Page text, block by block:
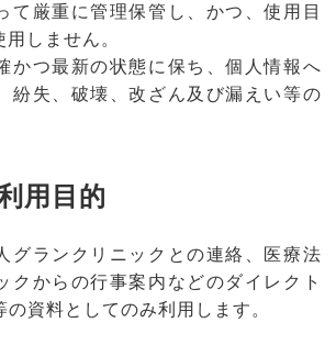
て厳重に管理保管し、かつ、使用目
しません。
かつ最新の状態に保ち、個人情報へ
紛失、破壊、改ざん及び漏えい等の
用目的
グランクリニックとの連絡、医療法
クからの行事案内などのダイレクト
資料としてのみ利用します。